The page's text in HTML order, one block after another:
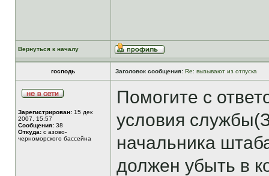
Вернуться к началу
господь Заголовок сообщения: Re: вызывают из отпуска
Зарегистрирован: 15 дек
2007, 15:57
Сообщения: 38
Откуда: с азово-
черноморского бассейна
Помогите с
условия
начальника
должен убыть в